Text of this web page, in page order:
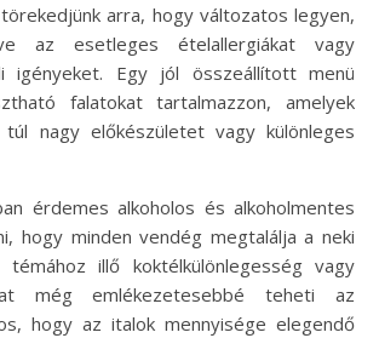
arra, hogy változatos legyen,
az esetleges ételallergiákat vagy
igényeket. Egy jól összeállított menü
falatokat tartalmazzon, amelyek
túl nagy előkészületet vagy különleges
érdemes alkoholos és alkoholmentes
hogy minden vendég megtalálja a neki
illő koktélkülönlegesség vagy
még emlékezetesebbé teheti az
hogy az italok mennyisége elegendő